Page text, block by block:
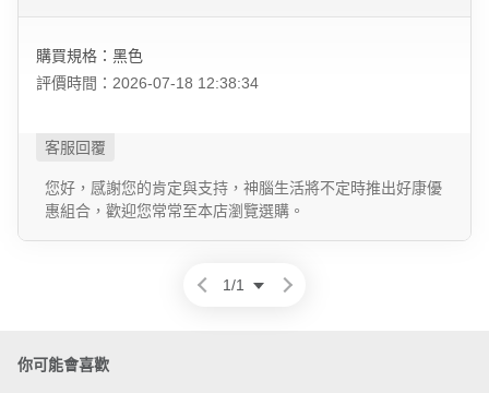
購買規格：黑色
評價時間：2026-07-18 12:38:34
您好，感謝您的肯定與支持，神腦生活將不定時推出好康優
惠組合，歡迎您常常至本店瀏覽選購。
1/1
你可能會喜歡